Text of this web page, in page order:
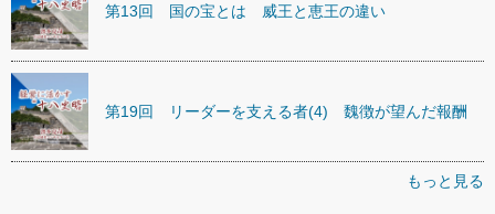
第13回 国の宝とは 威王と恵王の違い
第19回 リーダーを支える者(4) 魏徴が望んだ報酬
もっと見る